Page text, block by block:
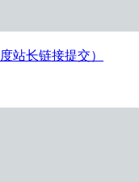
站长链接提交）